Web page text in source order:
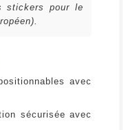
stickers pour le
avec
sécurisée avec